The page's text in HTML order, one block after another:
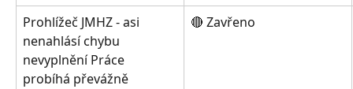
Prohlížeč JMHZ - asi
nenahlásí chybu
nevyplnění Práce
probíhá převážně
🔴 Zavřeno